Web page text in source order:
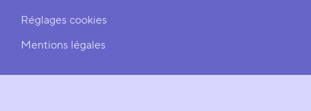
Réglages cookies
Mentions légales